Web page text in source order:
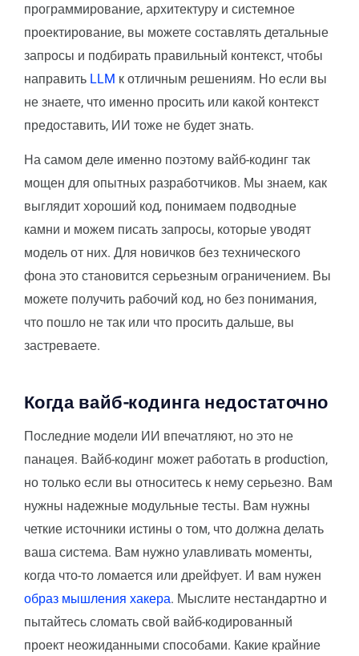
программирование, архитектуру и системное
проектирование, вы можете составлять детальные
запросы и подбирать правильный контекст, чтобы
направить LLM к отличным решениям. Но если вы
не знаете, что именно просить или какой контекст
предоставить, ИИ тоже не будет знать.
На самом деле именно поэтому вайб-кодинг так
мощен для опытных разработчиков. Мы знаем, как
выглядит хороший код, понимаем подводные
камни и можем писать запросы, которые уводят
модель от них. Для новичков без технического
фона это становится серьезным ограничением. Вы
можете получить рабочий код, но без понимания,
что пошло не так или что просить дальше, вы
застреваете.
Когда вайб-кодинга недостаточно
Последние модели ИИ впечатляют, но это не
панацея. Вайб-кодинг может работать в production,
но только если вы относитесь к нему серьезно. Вам
нужны надежные модульные тесты. Вам нужны
четкие источники истины о том, что должна делать
ваша система. Вам нужно улавливать моменты,
когда что-то ломается или дрейфует. И вам нужен
образ мышления хакера. Мыслите нестандартно и
пытайтесь сломать свой вайб-кодированный
проект неожиданными способами. Какие крайние